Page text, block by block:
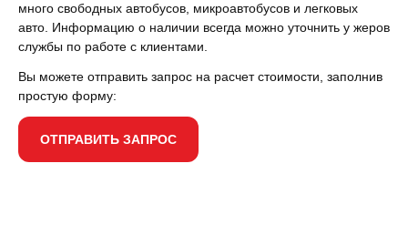
много свободных автобусов, микроавтобусов и легковых
авто. Информацию о наличии всегда можно уточнить у жеров
службы по работе с клиентами.
Вы можете отправить запрос на расчет стоимости, заполнив
простую форму:
ОТПРАВИТЬ ЗАПРОС